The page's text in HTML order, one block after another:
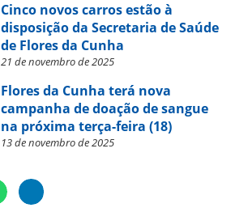
Cinco novos carros estão à
disposição da Secretaria de Saúde
de Flores da Cunha
21 de novembro de 2025
Flores da Cunha terá nova
campanha de doação de sangue
na próxima terça-feira (18)
13 de novembro de 2025